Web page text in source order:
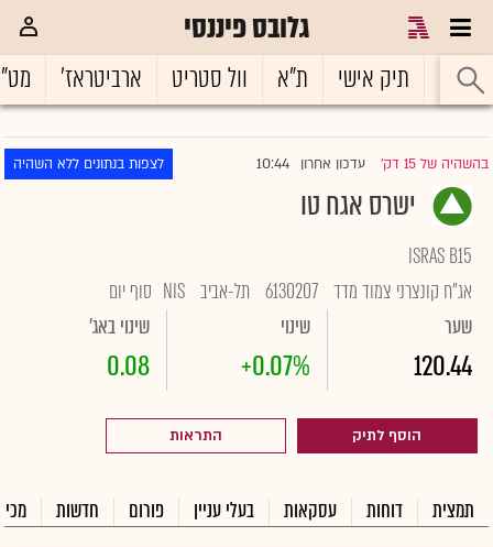
גלובס פיננסי
ראשי תיק אישי ת"א וול סטריט ארביטראז'
בהשהיה של 15 דק' |עדכון אחרון 10:44 לצפות בנתונים ללא השהיה
ישרס אגח טו
ISRAS B15
אג"ח קונצרני צמוד מדד 6130207 תל-אביב NIS סוף יום
שער
120.44
שינוי
+0.07%
שינוי באג'
0.08
הוסף לתיק התראות
תמצית דוחות עסקאות בעלי עניין פורום חדשות